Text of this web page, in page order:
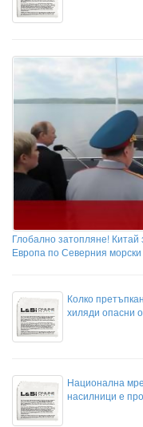
Глобално затопляне!
Европа по Северния
Колко
хиляди опасни
Национална
насилници е